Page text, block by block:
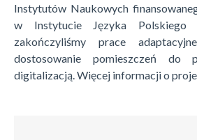
Instytutów Naukowych
w Instytucie Języka
zakończyliśmy prace
dostosowanie pomieszczeń do
digitalizacją. Więcej informacji o